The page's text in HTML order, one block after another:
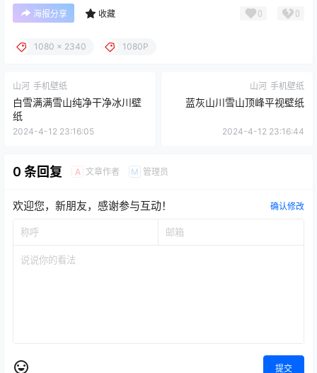
海报分享 收藏 0 0
1080 x 2340 1080P
山河 手机壁纸
白雪满满雪山纯净干净冰川壁
纸
2024-4-12 23:16:05
山河 手机壁纸
蓝灰山川雪山顶峰平视壁纸
2024-4-12 23:16:44
0 条回复 A 文章作者 M 管理员
欢迎您，新朋友，感谢参与互动！ 确认修改
提交